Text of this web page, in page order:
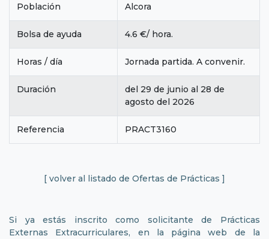
Población Alcora
Bolsa de ayuda 4.6 €/ hora.
Horas / día Jornada partida. A convenir.
Duración
del 29 de junio al 28 de
agosto del 2026
Referencia PRACT3160
[ volver al listado de Ofertas de Prácticas ]
Si ya estás inscrito como solicitante de Prácticas
Externas Extracurriculares, en la página web de la